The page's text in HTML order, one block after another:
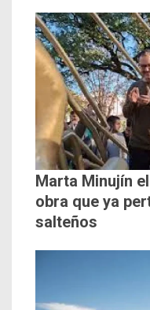
Marta Minujín
obra que ya
salteños